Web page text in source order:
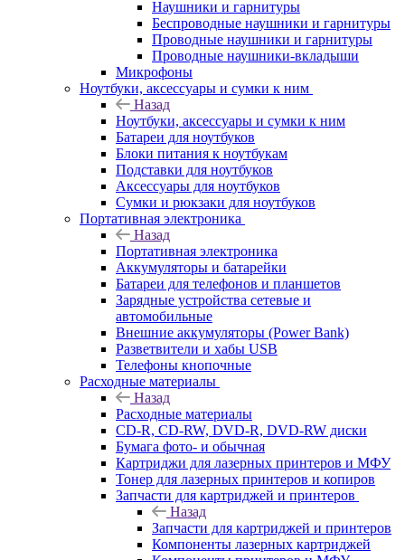
Наушники и гарнитуры
Беспроводные наушники и гарнитуры
Проводные наушники и гарнитуры
Проводные наушники-вкладыши
Микрофоны
Ноутбуки, аксессуары и сумки к ним
Назад
Ноутбуки, аксессуары и сумки к ним
Батареи для ноутбуков
Блоки питания к ноутбукам
Подставки для ноутбуков
Аксессуары для ноутбуков
Сумки и рюкзаки для ноутбуков
Портативная электроника
Назад
Портативная электроника
Аккумуляторы и батарейки
Батареи для телефонов и планшетов
Зарядные устройства сетевые и
автомобильные
Внешние аккумуляторы (Power Bank)
Разветвители и хабы USB
Телефоны кнопочные
Расходные материалы
Назад
Расходные материалы
CD-R, CD-RW, DVD-R, DVD-RW диски
Бумага фото- и обычная
Картриджи для лазерных принтеров и МФУ
Тонер для лазерных принтеров и копиров
Запчасти для картриджей и принтеров
Назад
Запчасти для картриджей и принтеров
Компоненты лазерных картриджей